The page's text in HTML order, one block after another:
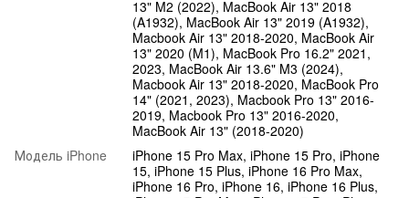
13" M2 (2022), MacBook Air 13" 2018
(A1932), MacBook Air 13" 2019 (A1932),
Macbook Air 13" 2018-2020, MacBook Air
13" 2020 (M1), MacBook Pro 16.2" 2021,
2023, MacBook Air 13.6" M3 (2024),
Macbook Air 13" 2018-2020, MacBook Pro
14" (2021, 2023), Macbook Pro 13" 2016-
2019, Macbook Pro 13" 2016-2020,
MacBook Air 13" (2018-2020)
Модель iPhone
iPhone 15 Pro Max, iPhone 15 Pro, iPhone
15, iPhone 15 Plus, iPhone 16 Pro Max,
iPhone 16 Pro, iPhone 16, iPhone 16 Plus,